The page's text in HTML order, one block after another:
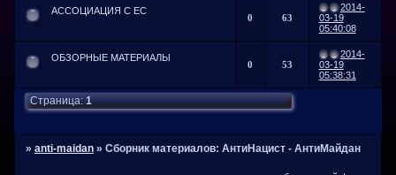
АССОЦИАЦИЯ С ЕС
0 63
2014-
03-19
05:40:08
ОБЗОРНЫЕ МАТЕРИАЛЫ
0 53
2014-
03-19
05:38:31
Страница:1
» anti-maidan » Сборник материалов: АнтиНацист - АнтиМайдан